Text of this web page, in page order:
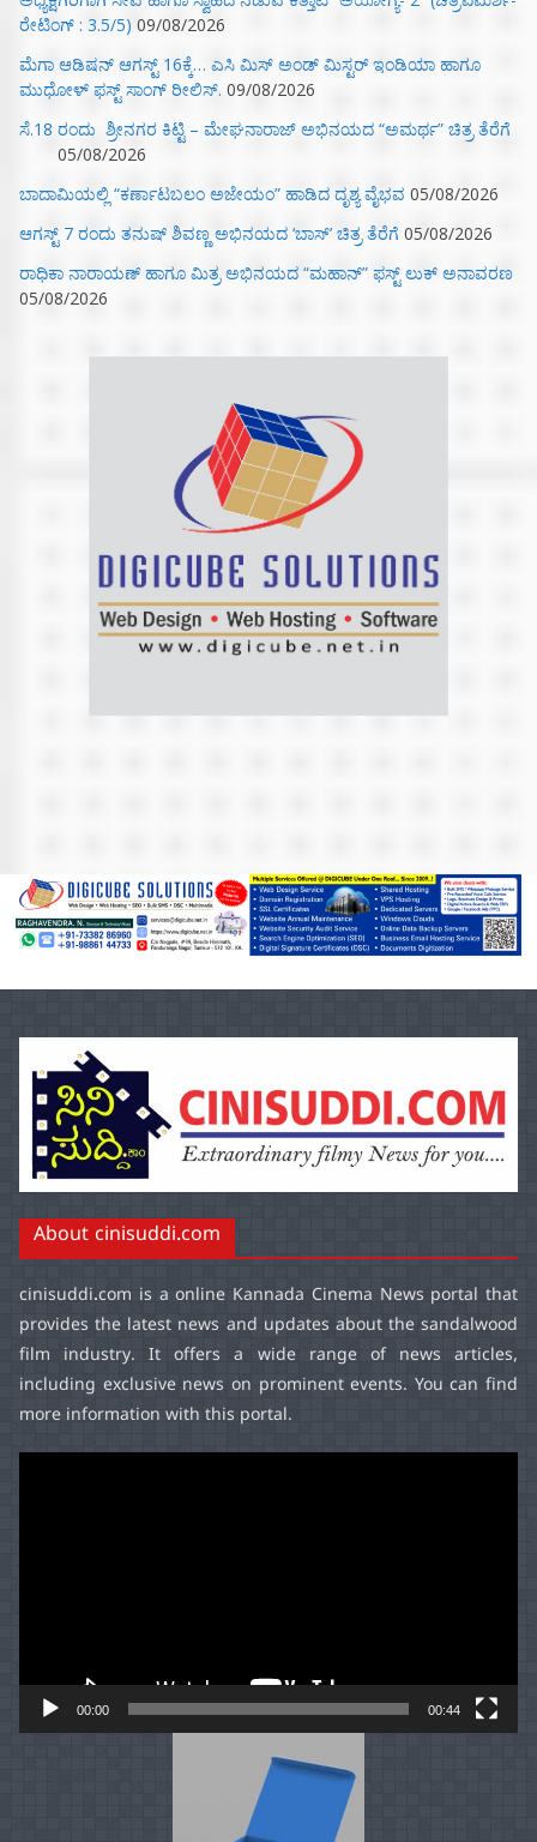
ರೇಟಿಂಗ್ : 3.5/5) 09/08/2026
ಮೆಗಾ ಆಡಿಷನ್ ಆಗಸ್ಟ್ 16ಕ್ಕೆ… ಎಸಿ ಮಿಸ್ ಅಂಡ್ ಮಿಸ್ಟರ್ ಇಂಡಿಯಾ ಹಾಗೂ
ಮುಧೋಳ್ ಫಸ್ಟ್ ಸಾಂಗ್ ರೀಲಿಸ್. 09/08/2026
ಸೆ.18 ರಂದು ಶ್ರೀನಗರ ಕಿಟ್ಟಿ – ಮೇಘನಾರಾಜ್ ಅಭಿನಯದ “ಅಮರ್ಥ” ಚಿತ್ರ ತೆರೆಗೆ
05/08/2026
ಬಾದಾಮಿಯಲ್ಲಿ “ಕರ್ಣಾಟಬಲಂ ಅಜೇಯಂ” ಹಾಡಿದ ದೃಶ್ಯ ವೈಭವ 05/08/2026
ಆಗಸ್ಟ್ 7 ರಂದು ತನುಷ್ ಶಿವಣ್ಣ ಅಭಿನಯದ ‘ಬಾಸ್’ ಚಿತ್ರ ತೆರೆಗೆ 05/08/2026
ರಾಧಿಕಾ ನಾರಾಯಣ್ ಹಾಗೂ ಮಿತ್ರ ಅಭಿನಯದ “ಮಹಾನ್” ಫಸ್ಟ್ ಲುಕ್ ಅನಾವರಣ
05/08/2026
About cinisuddi.com
cinisuddi.com is a online Kannada Cinema News portal that
provides the latest news and updates about the sandalwood
film industry. It offers a wide range of news articles,
including exclusive news on prominent events. You can find
more information with this portal.
00:00 00:44